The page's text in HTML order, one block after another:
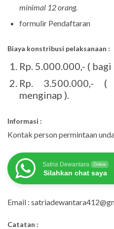
minimal 12 orang.
formulir Pendaftaran
Biaya konstribusi pelaksanaan :
Rp. 5.000.000,- (
Rp. 3.500.000,-
menginap ).
Informasi :
Kontak person permintaan
Satria Dewantara Online
Silahkan chat saya
Email :
Catatan :